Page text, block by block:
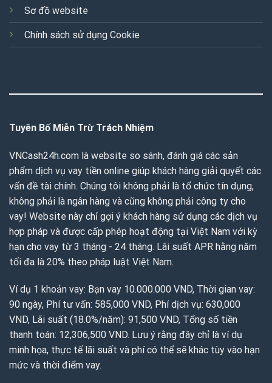
Sơ đồ website
Chính sách sử dụng Cookie
Tuyên Bố Miễn Trừ Trách Nhiệm
VNCash24h.com là website so sánh, đánh giá các sản
phẩm dịch vụ vay tiền online giúp khách hàng giải quyết các
vấn đề tài chính. Chúng tôi không phải là tổ chức tín dụng,
không phải là ngân hàng và cũng không phải công ty cho
vay! Website này chỉ gợi ý khách hàng sử dụng các dịch vụ
hợp pháp và được cấp phép hoạt động tại Việt Nam với kỳ
hạn cho vay từ 3 tháng - 24 tháng. Lãi suất APR hằng năm
tối đa là 20% theo pháp luật Việt Nam.
Ví dụ 1 khoản vay: Bạn vay 10.000.000 VND, Thời gian vay:
90 ngày, Phí tư vấn: 585,000 VND, Phí dịch vụ: 630,000
VND, Lãi suất (18.0%/năm): 91,500 VND, Tổng số tiền
thanh toán: 12,306,500 VND. Lưu ý rằng đây chỉ là ví dụ
minh họa, thực tế lãi suất và phí có thể sẽ khác tùy vào hạn
mức và thời điểm vay.